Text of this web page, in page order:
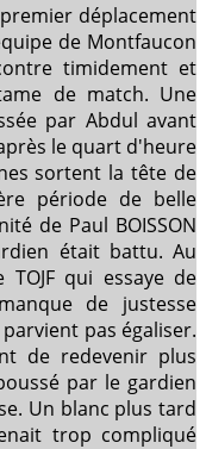
déplacement
de Montfaucon
timidement et
de match. Une
par Abdul avant
le quart d'heure
sortent la tête de
période de belle
de Paul BOISSON
était battu. Au
qui essaye de
de justesse
pas égaliser.
de redevenir plus
par le gardien
Un blanc plus tard
trop compliqué